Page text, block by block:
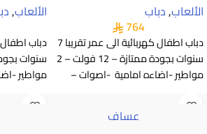
الألعاب,دباب
764
دباب اطفال كهربائية الى عمر تقريبا 7
سنوات بجودة ممتازة – 12 فولت – 2
مواطير -اضاءه امامية -اصوات –
الألعاب,
مواطير -
عساف